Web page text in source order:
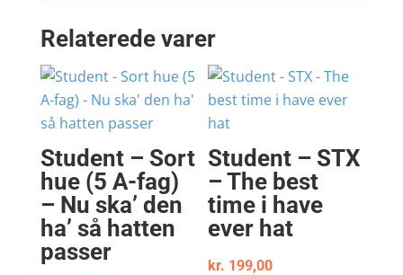
Relaterede varer
Student – Sort
hue (5 A-fag)
– Nu ska’ den
ha’ så hatten
passer
Student – STX
– The best
time i have
ever hat
kr. 199,00